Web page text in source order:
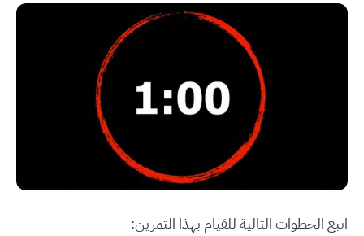
اتبع الخطوات التالية للقيام بهذا التمرين: